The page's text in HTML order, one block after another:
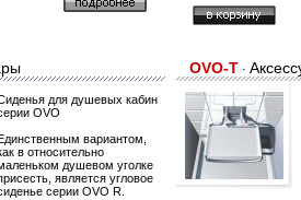
для душевых кабин
OVO
Единственным вариантом,
в относительно
душевом уголке
является угловое
серии OVO R.
OVO-Т ·